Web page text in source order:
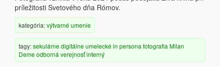
príležitosti Svetového dňa Rómov.
kategória:výtvarné umenie
tagy:sekulárne digitálne umelecké in persona fotografia Milan
Deme odborná verejnosťinterný